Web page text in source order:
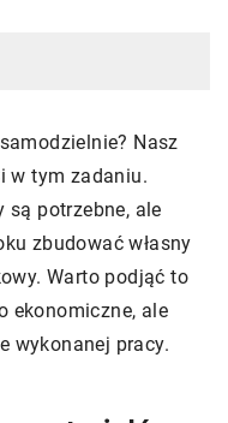
Nasz
w tym zadaniu.
są potrzebne, ale
zbudować własny
Warto podjąć to
ekonomiczne, ale
wykonanej pracy.